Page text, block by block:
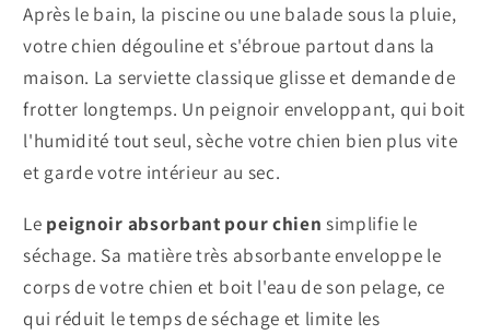
Après le bain, la piscine ou une balade sous la pluie,
votre chien dégouline et s'ébroue partout dans la
maison. La serviette classique glisse et demande de
frotter longtemps. Un peignoir enveloppant, qui boit
l'humidité tout seul, sèche votre chien bien plus vite
et garde votre intérieur au sec.
Le peignoir absorbant pour chien simplifie le
séchage. Sa matière très absorbante enveloppe le
corps de votre chien et boit l'eau de son pelage, ce
qui réduit le temps de séchage et limite les